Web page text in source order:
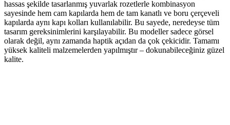
hassas şekilde tasarlanmış yuvarlak rozetlerle kombinasyon
sayesinde hem cam kapılarda hem de tam kanatlı ve boru çerçeveli
kapılarda aynı kapı kolları kullanılabilir. Bu sayede, neredeyse tüm
tasarım gereksinimlerini karşılayabilir. Bu modeller sadece görsel
olarak değil, aynı zamanda haptik açıdan da çok çekicidir. Tamamı
yüksek kaliteli malzemelerden yapılmıştır – dokunabileceğiniz güzel
kalite.